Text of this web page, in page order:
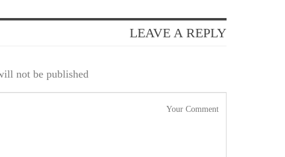
LEAVE A REPLY
not be published.